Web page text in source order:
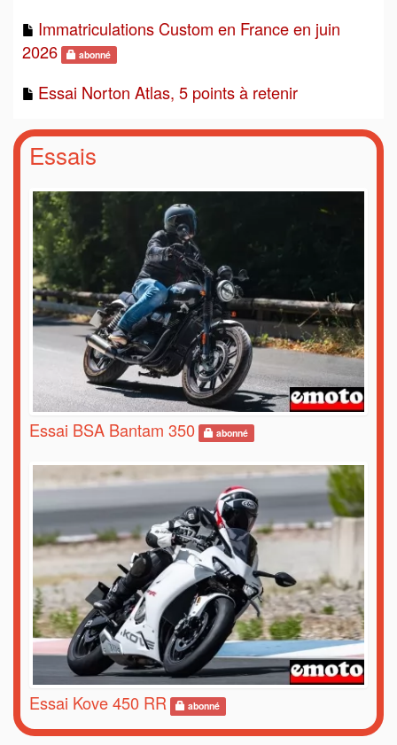
Immatriculations Custom en France en juin
2026
abonné
Essai Norton Atlas, 5 points à retenir
Essais
Essai BSA Bantam 350 abonné
Essai Kove 450 RR abonné